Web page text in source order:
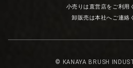
小売りは直営店をご利用
卸販売は本社へご連絡
© KANAYA BRUSH